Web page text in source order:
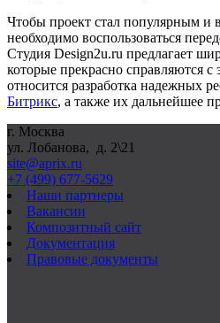
Чтобы проект стал популярным и
необходимо воспользоваться
Студия Design2u.ru предлагает
которые прекрасно справляются с
относится разработка надежных
Битрикс, а также их дальнейшее
г. Москва
ул. Лобанова, д. 2\21
site@aprix.ru
+7 (499) 677-5629
Наши партнеры
Вакансии
Композитный сайт
Документация
Правовые документы